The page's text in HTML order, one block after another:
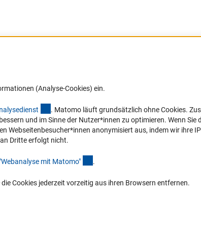
oder schauen Sie sich
online an.
(Analyse-Cookies) ein.
t (externer Link)
. Matomo läuft grundsätzlich ohne Cookies.
und im Sinne der Nutzer*innen zu optimieren. Wenn
Webseitenbesucher*innen anonymisiert aus, indem wir ihre
Dritte erfolgt nicht.
mit Matomo" .
Cookies jederzeit vorzeitig aus ihren Browsern entfernen.